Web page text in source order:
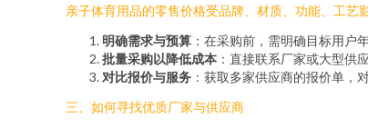
亲子体育用品的零售价格受品牌、材质、功能、工艺
明确需求与预算 ：在采购前，需明确目标用户
批量采购以降低成本 ：直接联系厂家或大型供
对比报价与服务 ：获取多家供应商的报价单，
三、如何寻找优质厂家与供应商